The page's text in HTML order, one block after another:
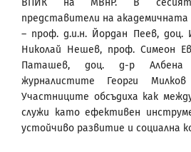
представители на
– проф. д.и.н. Йордан Пеев, доц.
Николай Нешев, проф. Симеон
Паташев, доц. д-р
журналистите Георги
Участниците обсъдиха как
служи като ефективен
устойчиво развитие и социална